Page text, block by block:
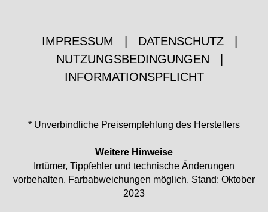
IMPRESSUM DATENSCHUTZ
NUTZUNGSBEDINGUNGEN
INFORMATIONSPFLICHT
* Unverbindliche Preisempfehlung des Herstellers
Weitere Hinweise
Irrtümer, Tippfehler und technische Änderungen
vorbehalten. Farbabweichungen möglich. Stand: Oktober
2023